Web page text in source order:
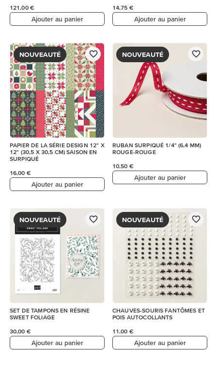
121,00 €
Ajouter au panier
14,75 €
Ajouter au panier
NOUVEAUTÉ
PAPIER DE LA SÉRIE DESIGN 12" X
12" (30,5 X 30,5 CM) SAISON EN
SURPIQUÉ
16,00 €
Ajouter au panier
NOUVEAUTÉ
RUBAN SURPIQUÉ 1/4" (6,4 MM)
ROUGE-ROUGE
10,50 €
Ajouter au panier
NOUVEAUTÉ
SET DE TAMPONS EN RÉSINE
SWEET FOLIAGE
30,00 €
Ajouter au panier
NOUVEAUTÉ
CHAUVES-SOURIS FANTÔMES ET
POIS AUTOCOLLANTS
11,00 €
Ajouter au panier